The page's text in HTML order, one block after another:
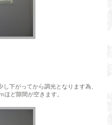
下がってから調光となります為、
ほど隙間が空きます。